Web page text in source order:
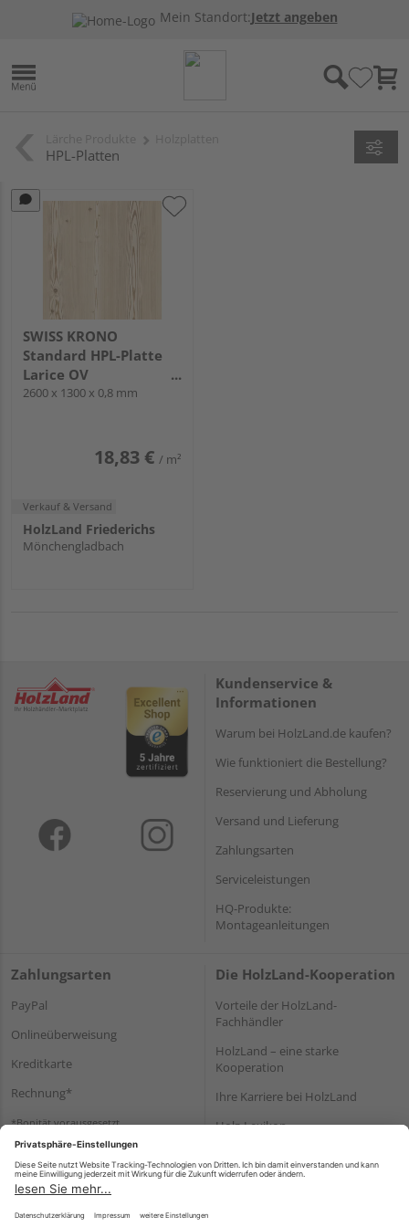
Mein Standort:Jetzt angeben
HPL-Platten
SWISS KRONO
Standard HPL-Platte
Larice OV
2600x1300x0.8mm
2600 x 1300 x 0,8 mm
18,83 € / m²
Verkauf & Versand
HolzLand Friederichs
Mönchengladbach
Kundenservice &
Informationen
Warum bei HolzLand.de kaufen?
Wie funktioniert die Bestellung?
Reservierung und Abholung
Versand und Lieferung
Zahlungsarten
Serviceleistungen
HQ-Produkte:
Montageanleitungen
Zahlungsarten
PayPal
Onlineüberweisung
Kreditkarte
Rechnung*
*Bonität vorausgesetzt
Die HolzLand-Kooperation
Vorteile der HolzLand-
Fachhändler
HolzLand – eine starke
Kooperation
Ihre Karriere bei HolzLand
Holz-Lexikon